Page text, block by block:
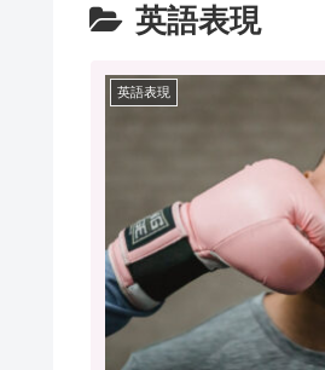
英語表現
英語表現